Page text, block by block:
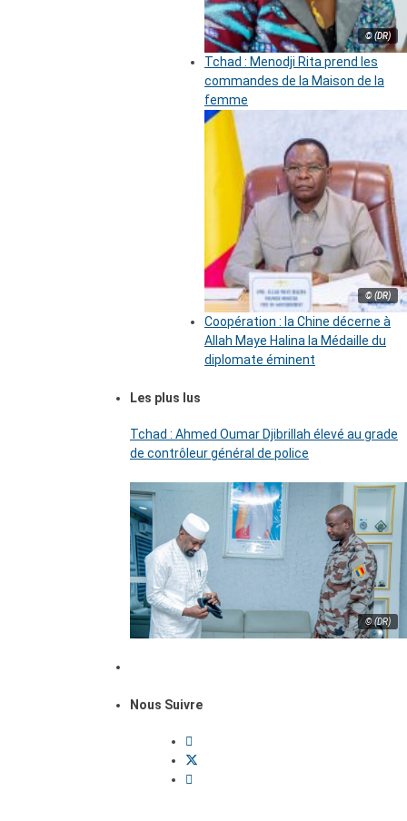
© (DR)
Tchad : Menodji Rita prend les
commandes de la Maison de la
femme
© (DR)
Coopération : la Chine décerne à
Allah Maye Halina la Médaille du
diplomate éminent
Les plus lus
Tchad : Ahmed Oumar Djibrillah élevé au grade
de contrôleur général de police
© (DR)
Nous Suivre